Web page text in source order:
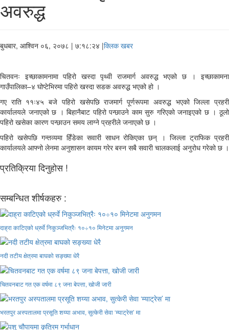
अवरुद्ध
बुधबार, आश्विन ०६, २०७८ | ७:१८:२४ |क्लिक खबर
चितवनः इच्छाकामनामा पहिरो खस्दा पृथ्वी राजमार्ग अवरुद्ध भएको छ । इच्छाकामना
गाउँपालिका–४ घोप्टेभिरमा पहिरो खस्दा सडक अवरुद्ध भएको हो ।
गए राति ११ः४५ बजे पहिरो खसेपछि राजमार्ग पूर्णरूपमा अवरुद्ध भएको जिल्ला प्रहरी
कार्यालयले जनाएको छ । बिहानैबाट पहिरो पन्छाउने काम सुरु गरिएको जनाइएको छ । ठूलो
पहिरो खसेका कारण पन्छाउन समय लाग्ने प्रहरीले जनाएको छ ।
पहिरो खसेपछि गन्तव्यमा हिँडेका सवारी साधन रोकिएका छन् । जिल्ला ट्राफिक प्रहरी
कार्यालयले आफ्नो लेनमा अनुशासन कायम गरेर बस्न सबै सवारी चालकलाई अनुरोध गरेको छ ।
प्रतिक्रिया दिनुहोस !
सम्बन्धित शीर्षकहरु :
दाह्रा काटिएको ध्रुर्वे निकुञ्जभित्रैः १०÷१० मिनेटमा अनुगमन
नदी तटीय क्षेत्रमा बाघको सङ्ख्या धेरै
चितवनबाट गत एक वर्षमा ८९ जना बेपत्ता, खोजी जारी
भरतपुर अस्पतालमा प्रसूति शय्या अभाव, सुत्केरी सेवा ‘म्याट्रेस’ मा